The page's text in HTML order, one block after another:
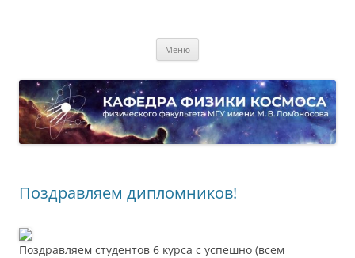
Меню
Поздравляем дипломников!
Поздравляем студентов 6 курса с успешно (всем